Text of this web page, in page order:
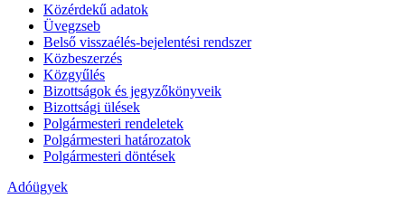
Közérdekű adatok
Üvegzseb
Belső visszaélés-bejelentési rendszer
Közbeszerzés
Közgyűlés
Bizottságok és jegyzőkönyveik
Bizottsági ülések
Polgármesteri rendeletek
Polgármesteri határozatok
Polgármesteri döntések
Adóügyek